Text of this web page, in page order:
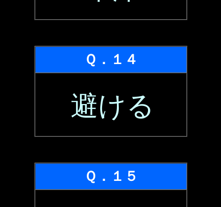
Ｑ．１４
避ける
Ｑ．１５